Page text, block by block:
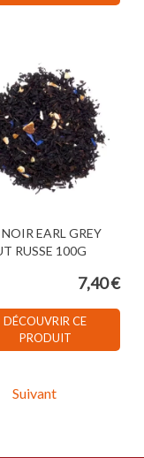
EARL GREY
RUSSE 100G
7,40 €
DÉCOUVRIR CE
PRODUIT
Suivant